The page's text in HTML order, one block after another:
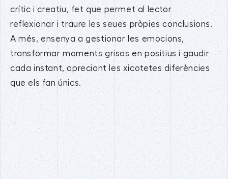
crític i creatiu, fet que permet al lector
reflexionar i traure les seues pròpies conclusions.
A més, ensenya a gestionar les emocions,
transformar moments grisos en positius i gaudir
cada instant, apreciant les xicotetes diferències
que els fan únics.